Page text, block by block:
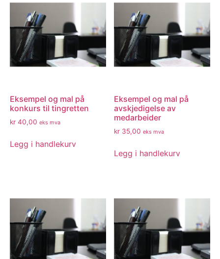
Eksempel og mal på
konkurs til tingretten
kr 40,00 eks mva
Legg i handlekurv
Eksempel og mal på
avskjedigelse av
medarbeider
kr 35,00 eks mva
Legg i handlekurv